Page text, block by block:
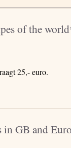
of the
25,- euro.
in GB and